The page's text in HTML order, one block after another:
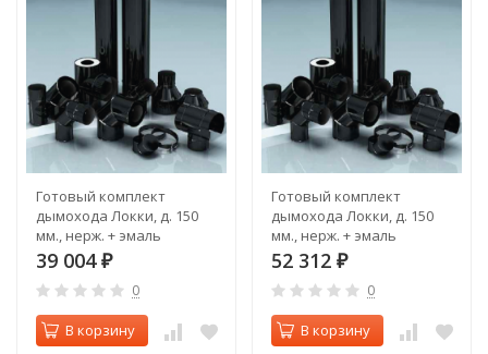
Готовый комплект
дымохода Локки, д. 150
мм., нерж. + эмаль
(проход через крышу,
задний выход)
39 004 ₽
0
В корзину
Готовый комплект
дымохода Локки, д. 150
мм., нерж. + эмаль
(проход через стену,
верхний выход)
52 312 ₽
0
В корзину